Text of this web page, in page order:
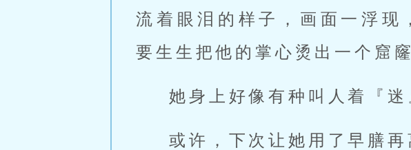
流着眼泪的样子，画面一浮现
要生生把他的掌心烫出一个窟窿
她身上好像有种叫人着『
或许，下次让她用了早膳再